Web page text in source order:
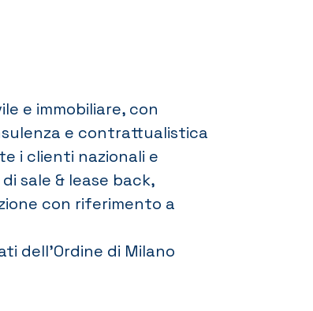
e immobiliare, con
e contrattualistica
i clienti nazionali e
sale & lease back,
con riferimento a
dell’Ordine di Milano